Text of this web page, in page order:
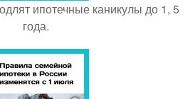
ипотечные каникулы до 1, 5
года.